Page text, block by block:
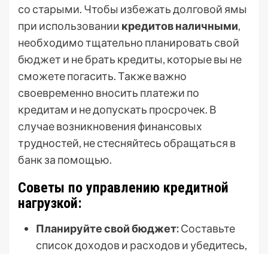
со старыми. Чтобы избежать долговой ямы
при использовании кредитов наличными,
необходимо тщательно планировать свой
бюджет и не брать кредиты, которые вы не
сможете погасить. Также важно
своевременно вносить платежи по
кредитам и не допускать просрочек. В
случае возникновения финансовых
трудностей, не стесняйтесь обращаться в
банк за помощью.
Советы по управлению кредитной
нагрузкой:
Планируйте свой бюджет:Составьте
список доходов и расходов и убедитесь,